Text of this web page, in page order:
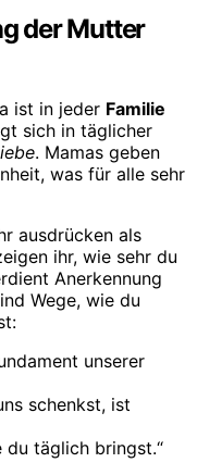
der Mutter
ist in jeder Familie
sich in täglicher
. Mamas geben
was für alle sehr
ausdrücken als
ihr, wie sehr du
Anerkennung
Wege, wie du
unserer
schenkst, ist
du täglich bringst.“